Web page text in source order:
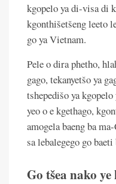
kgopelo ya di-visa di
kgonthišetšeng leeto
go ya Vietnam.
Pele o dira phetho,
gago, tekanyetšo ya
tshepedišo ya
yeo o e kgethago,
amogela baeng ba
sa lebalegego go
Go tšea nako